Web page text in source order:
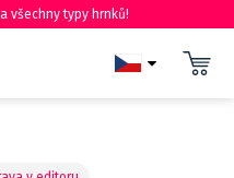
všechny typy hrnků!